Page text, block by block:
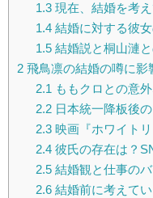
1.3現在、結婚を考え
1.4結婚に対する彼女
1.5結婚説と桐山漣
2 飛鳥凛の結婚の噂に
2.1 ももクロとの意
2.2日本統一降板後
2.3映画『ホワイト
2.4彼氏の存在は？
2.5結婚観と仕事の
2.6結婚前に考えて